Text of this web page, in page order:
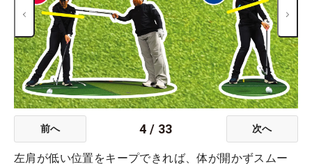
前へ 4 / 33 次へ
左肩が低い位置をキープできれば、体が開かずスムー